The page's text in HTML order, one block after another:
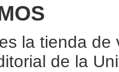
la tienda
de la